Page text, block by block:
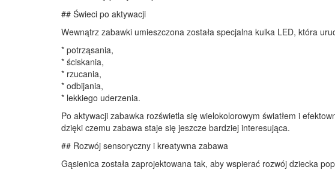
## Świeci po aktywacji
Wewnątrz zabawki umieszczona została specjalna kulka LED, która
* potrząsania,
* ściskania,
* rzucania,
* odbijania,
* lekkiego uderzenia.
Po aktywacji zabawka rozświetla się wielokolorowym światłem i
dzięki czemu zabawa staje się jeszcze bardziej interesująca.
## Rozwój sensoryczny i kreatywna zabawa
Gąsienica została zaprojektowana tak, aby wspierać rozwój dziecka